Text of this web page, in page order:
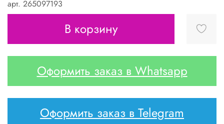
арт. 265097193
В корзину
Оформить заказ в Whatsapp
Оформить заказ в Telegram